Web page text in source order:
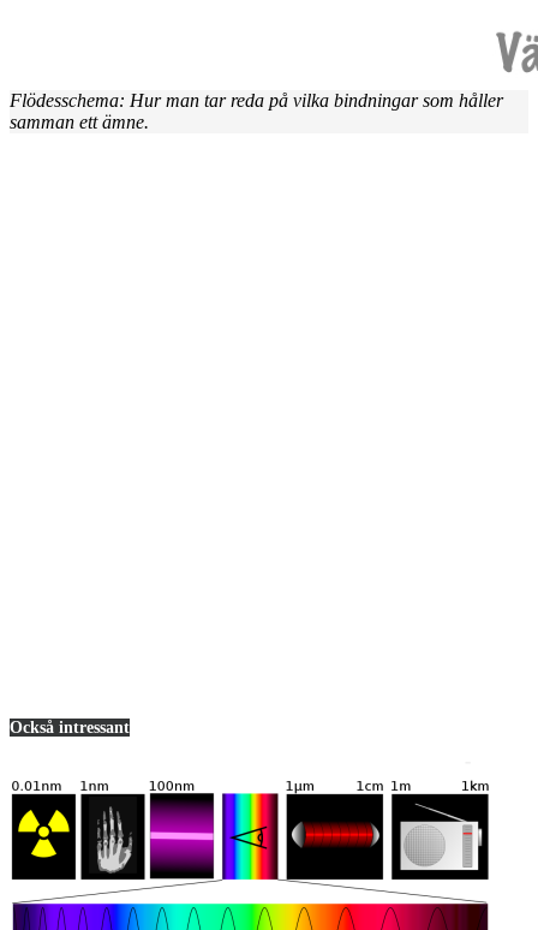
Flödesschema: Hur man tar reda på vilka bindningar som håller
samman ett ämne.
Också intressant